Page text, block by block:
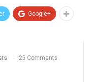
Google+
25 Comments